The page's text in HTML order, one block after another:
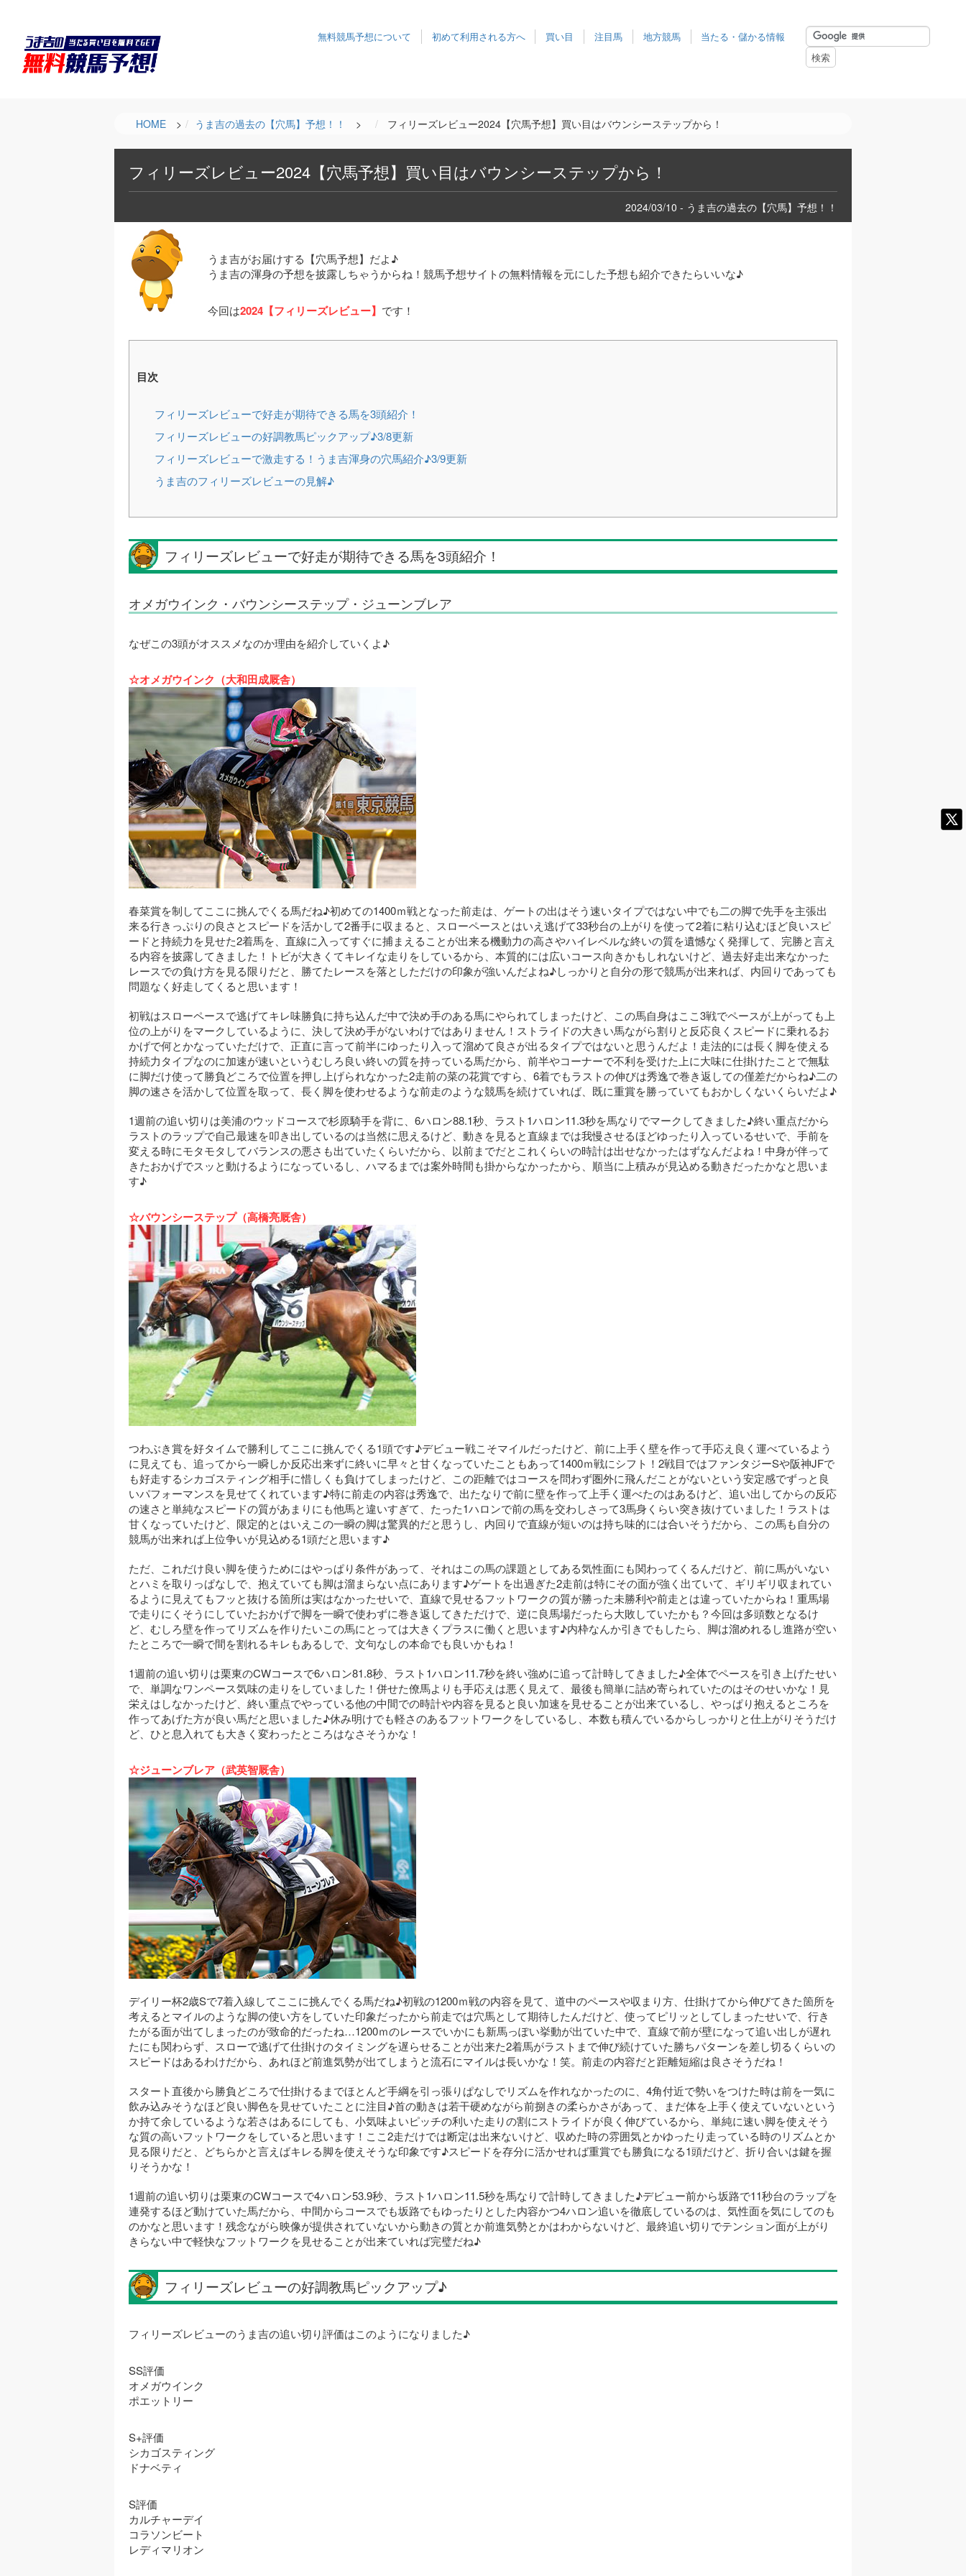
無料競馬予想について 初めて利用される方へ 買い目 注目馬 地方競馬 当たる・儲かる情報
HOME > うま吉の過去の【穴馬】予想！！ > フィリーズレビュー2024【穴馬予想】買い目はバウンシーステップから！
フィリーズレビュー2024【穴馬予想】買い目はバウンシーステップから！
2024/03/10 - うま吉の過去の【穴馬】予想！！
うま吉がお届けする【穴馬予想】だよ♪
うま吉の渾身の予想を披露しちゃうからね！競馬予想サイトの無料情報を元にした予想も紹介できたらいいな♪
今回は2024【フィリーズレビュー】 です！
目次
フィリーズレビューで好走が期待できる馬を3頭紹介！
フィリーズレビューの好調教馬ピックアップ♪3/8更新
フィリーズレビューで激走する！うま吉渾身の穴馬紹介♪3/9更新
うま吉のフィリーズレビューの見解♪
フィリーズレビューで好走が期待できる馬を3頭紹介！
オメガウインク・バウンシーステップ・ジューンブレア
なぜこの3頭がオススメなのか理由を紹介していくよ♪
☆オメガウインク（大和田成厩舎）
春菜賞を制してここに挑んでくる馬だね♪初めての1400ｍ戦となった前走は、ゲートの出はそう速いタイプではない中でも二の脚で先手を主張出
来る行きっぷりの良さとスピードを活かして2番手に収まると、スローペースとはいえ逃げて33秒台の上がりを使って2着に粘り込むほど良いスピ
ードと持続力を見せた2着馬を、直線に入ってすぐに捕まえることが出来る機動力の高さやハイレベルな終いの質を遺憾なく発揮して、完勝と言え
る内容を披露してきました！トビが大きくてキレイな走りをしているから、本質的には広いコース向きかもしれないけど、過去好走出来なかった
レースでの負け方を見る限りだと、勝てたレースを落としただけの印象が強いんだよね♪しっかりと自分の形で競馬が出来れば、内回りであっても
問題なく好走してくると思います！
初戦はスローペースで逃げてキレ味勝負に持ち込んだ中で決め手のある馬にやられてしまったけど、この馬自身はここ3戦でペースが上がっても上
位の上がりをマークしているように、決して決め手がないわけではありません！ストライドの大きい馬ながら割りと反応良くスピードに乗れるお
かげで何とかなっていただけで、正直に言って前半にゆったり入って溜めて良さが出るタイプではないと思うんだよ！走法的には長く脚を使える
持続力タイプなのに加速が速いというむしろ良い終いの質を持っている馬だから、前半やコーナーで不利を受けた上に大味に仕掛けたことで無駄
に脚だけ使って勝負どころで位置を押し上げられなかった2走前の菜の花賞ですら、6着でもラストの伸びは秀逸で巻き返しての僅差だからね♪二の
脚の速さを活かして位置を取って、長く脚を使わせるような前走のような競馬を続けていれば、既に重賞を勝っていてもおかしくないくらいだよ♪
1週前の追い切りは美浦のウッドコースで杉原騎手を背に、6ハロン88.1秒、ラスト1ハロン11.3秒を馬なりでマークしてきました♪終い重点だから
ラストのラップで自己最速を叩き出しているのは当然に思えるけど、動きを見ると直線までは我慢させるほどゆったり入っているせいで、手前を
変える時にモタモタしてバランスの悪さも出ていたくらいだから、以前までだとこれくらいの時計は出せなかったはずなんだよね！中身が伴って
きたおかげでスッと動けるようになっているし、ハマるまでは案外時間も掛からなかったから、順当に上積みが見込める動きだったかなと思いま
す♪
☆バウンシーステップ（高橋亮厩舎）
つわぶき賞を好タイムで勝利してここに挑んでくる1頭です♪デビュー戦こそマイルだったけど、前に上手く壁を作って手応え良く運べているよう
に見えても、追ってから一瞬しか反応出来ずに終いに早々と甘くなっていたこともあって1400ｍ戦にシフト！2戦目ではファンタジーSや阪神JFで
も好走するシカゴスティング相手に惜しくも負けてしまったけど、この距離ではコースを問わず圏外に飛んだことがないという安定感でずっと良
いパフォーマンスを見せてくれています♪特に前走の内容は秀逸で、出たなりで前に壁を作って上手く運べたのはあるけど、追い出してからの反応
の速さと単純なスピードの質があまりにも他馬と違いすぎて、たった1ハロンで前の馬を交わしさって3馬身くらい突き抜けていました！ラストは
甘くなっていたけど、限定的とはいえこの一瞬の脚は驚異的だと思うし、内回りで直線が短いのは持ち味的には合いそうだから、この馬も自分の
競馬が出来れば上位争いが見込める1頭だと思います♪
ただ、これだけ良い脚を使うためにはやっぱり条件があって、それはこの馬の課題としてある気性面にも関わってくるんだけど、前に馬がいない
とハミを取りっぱなしで、抱えていても脚は溜まらない点にあります♪ゲートを出過ぎた2走前は特にその面が強く出ていて、ギリギリ収まれてい
るように見えてもフッと抜ける箇所は実はなかったせいで、直線で見せるフットワークの質が勝った未勝利や前走とは違っていたからね！重馬場
で走りにくそうにしていたおかげで脚を一瞬で使わずに巻き返してきただけで、逆に良馬場だったら大敗していたかも？今回は多頭数となるけ
ど、むしろ壁を作ってリズムを作りたいこの馬にとっては大きくプラスに働くと思います♪内枠なんか引きでもしたら、脚は溜めれるし進路が空い
たところで一瞬で間を割れるキレもあるしで、文句なしの本命でも良いかもね！
1週前の追い切りは栗東のCWコースで6ハロン81.8秒、ラスト1ハロン11.7秒を終い強めに追って計時してきました♪全体でペースを引き上げたせい
で、単調なワンペース気味の走りをしていました！併せた僚馬よりも手応えは悪く見えて、最後も簡単に詰め寄られていたのはそのせいかな！見
栄えはしなかったけど、終い重点でやっている他の中間での時計や内容を見ると良い加速を見せることが出来ているし、やっぱり抱えるところを
作ってあげた方が良い馬だと思いました♪休み明けでも軽さのあるフットワークをしているし、本数も積んでいるからしっかりと仕上がりそうだけ
ど、ひと息入れても大きく変わったところはなさそうかな！
☆ジューンブレア（武英智厩舎）
デイリー杯2歳Sで7着入線してここに挑んでくる馬だね♪初戦の1200ｍ戦の内容を見て、道中のペースや収まり方、仕掛けてから伸びてきた箇所を
考えるとマイルのような脚の使い方をしていた印象だったから前走では穴馬として期待したんだけど、使ってピリッとしてしまったせいで、行き
たがる面が出てしまったのが致命的だったね…1200ｍのレースでいかにも新馬っぽい挙動が出ていた中で、直線で前が壁になって追い出しが遅れ
たにも関わらず、スローで逃げて仕掛けのタイミングを遅らせることが出来た2着馬がラストまで伸び続けていた勝ちパターンを差し切るくらいの
スピードはあるわけだから、あれほど前進気勢が出てしまうと流石にマイルは長いかな！笑。前走の内容だと距離短縮は良さそうだね！
スタート直後から勝負どころで仕掛けるまでほとんど手綱を引っ張りぱなしでリズムを作れなかったのに、4角付近で勢いをつけた時は前を一気に
飲み込みそうなほど良い脚色を見せていたことに注目♪首の動きは若干硬めながら前捌きの柔らかさがあって、まだ体を上手く使えていないという
か持て余しているような若さはあるにしても、小気味よいピッチの利いた走りの割にストライドが良く伸びているから、単純に速い脚を使えそう
な質の高いフットワークをしていると思います！ここ2走だけでは断定は出来ないけど、収めた時の雰囲気とかゆったり走っている時のリズムとか
見る限りだと、どちらかと言えばキレる脚を使えそうな印象です♪スピードを存分に活かせれば重賞でも勝負になる1頭だけど、折り合いは鍵を握
りそうかな！
1週前の追い切りは栗東のCWコースで4ハロン53.9秒、ラスト1ハロン11.5秒を馬なりで計時してきました♪デビュー前から坂路で11秒台のラップを
連発するほど動けていた馬だから、中間からコースでも坂路でもゆったりとした内容かつ4ハロン追いを徹底しているのは、気性面を気にしてのも
のかなと思います！残念ながら映像が提供されていないから動きの質とか前進気勢とかはわからないけど、最終追い切りでテンション面が上がり
きらない中で軽快なフットワークを見せることが出来ていれば完璧だね♪
フィリーズレビューの好調教馬ピックアップ♪
フィリーズレビューのうま吉の追い切り評価はこのようになりました♪
SS評価
オメガウインク
ポエットリー
S+評価
シカゴスティング
ドナベティ
S評価
カルチャーデイ
コラソンビート
レディマリオン